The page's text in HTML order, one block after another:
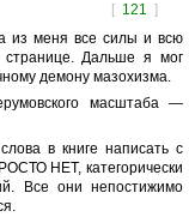
[ 121 ]
из меня все силы и всю
Дальше я мог
демону мазохизма.
масштаба —
в книге написать с
НЕТ, категорически
Все они непостижимо